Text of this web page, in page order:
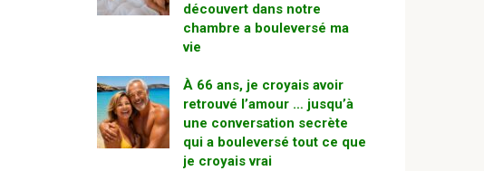
découvert dans notre
chambre a bouleversé ma
vie
À 66 ans, je croyais avoir
retrouvé l’amour … jusqu’à
une conversation secrète
qui a bouleversé tout ce que
je croyais vrai